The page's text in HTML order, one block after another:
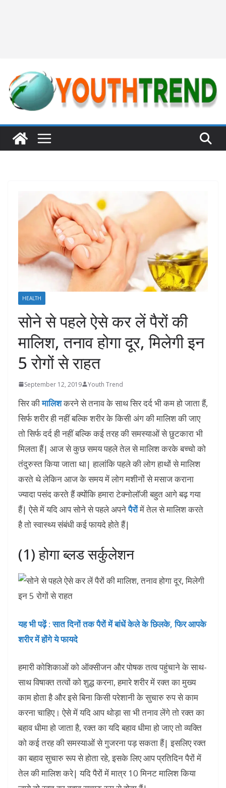
HEALTH
सोने से पहले ऐसे कर लें पैरों की
मालिश, तनाव होगा दूर, मिलेगी इन
5 रोगों से राहत
September 12, 2019 Youth Trend
सिर कीमालिशकरने से तनाव के साथ सिर दर्द भी कम हो जाता हैं,
सिर्फ शरीर ही नहीं बल्कि शरीर के किसी अंग की मालिश की जाए
तो सिर्फ दर्द ही नहीं बल्कि कई तरह की समस्याओं से छुटकारा भी
मिलता हैं| आज से कुछ समय पहले तेल से मालिश करके बच्चो को
तंदुरुस्त किया जाता था| हालांकि पहले की लोग हाथों से मालिश
करते थे लेकिन आज के समय में लोग मशीनों से मसाज कराना
ज्यादा पसंद करते हैं क्योंकि हमारा टेक्नोलॉजी बहुत आगे बढ़ गया
हैं| ऐसे में यदि आप सोने से पहले अपनेपैरोंमें तेल से मालिश करते
है तो स्वास्थ्य संबंधी कई फायदे होते हैं|
(1) होगा ब्लड सर्कुलेशन
यह भी पढ़ें : सात दिनों तक पैरों में बांधें केले के छिलके, फिर आपके
शरीर में होंगे ये फायदे
हमारी कोशिकाओं को ऑक्सीजन और पोषक तत्व पहुंचाने के साथ-
साथ विषाक्त तत्वों को शुद्ध करना, हमारे शरीर में रक्त का मुख्य
काम होता है और इसे बिना किसी परेशानी के सुचारु रुप से काम
करना चाहिए। ऐसे में यदि आप थोड़ा सा भी तनाव लेंगे तो रक्त का
बहाव धीमा हो जाता है, रक्त का यदि बहाव धीमा हो जाए तो व्यक्ति
को कई तरह की समस्याओं से गुजरना पड़ सकता हैं| इसलिए रक्त
का बहाव सुचारु रूप से होता रहे, इसके लिए आप प्रतिदिन पैरों में
तेल की मालिश करे| यदि पैरों में मात्र 10 मिनट मालिश किया